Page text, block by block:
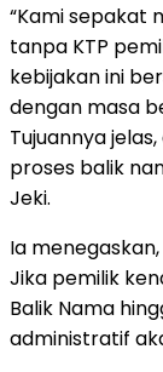
“Kami sepakat
tanpa KTP
kebijakan ini
dengan masa
Tujuannya
proses balik
Jeki.
Ia
Jika pemilik
Balik Nama
administratif